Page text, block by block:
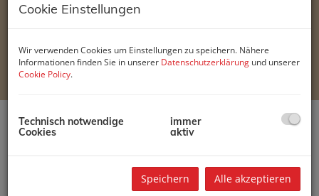
Weitere Suchoptionen
Filter zurücksetzen
Suchen
1
Cookie Einstellungen
Wir verwenden Cookies um Einstellungen zu speichern. Nähere
Informationen finden Sie in unserer Datenschutzerklärung und unserer
Cookie Policy.
Technisch notwendige
Cookies
immer
aktiv
Speichern Alle akzeptieren